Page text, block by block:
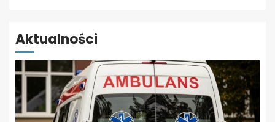
Aktualności